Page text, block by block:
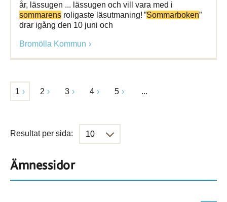
år, lässugen ... lässugen och vill vara med i
sommarens roligaste läsutmaning! ”Sommarboken”
drar igång den 10 juni och
Bromölla Kommun
1 2 3 4 5 ...
Resultat per sida:
Ämnessidor